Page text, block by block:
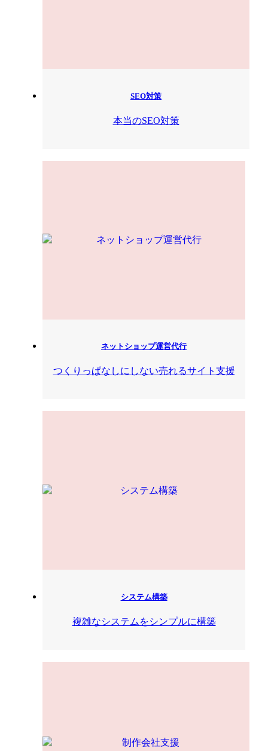
SEO対策
本当のSEO対策
ネットショップ運営代行
つくりっぱなしにしない売れるサイト支援
システム構築
複雑なシステムをシンプルに構築